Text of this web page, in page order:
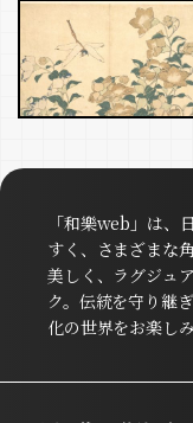
「和樂web」は、
すく、さまざまな
美しく、ラグジュ
ク。伝統を守り継
化の世界をお楽し